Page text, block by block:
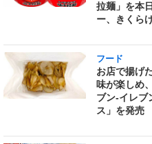
拉麺」を本
ー、きくら
フード
お店で揚げ
味が楽しめ
ブン‐イレ
ス」を発売